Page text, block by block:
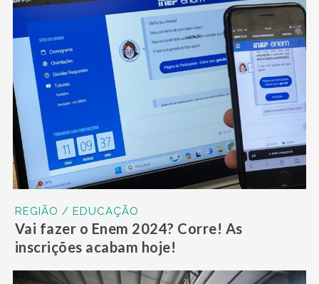
REGIÃO / EDUCAÇÃO
Vai fazer o Enem 2024? Corre! As
inscrições acabam hoje!